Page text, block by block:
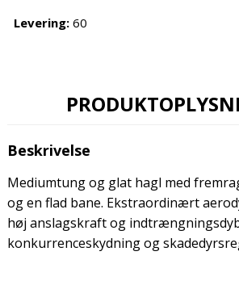
Levering:60
Beskrivelse
Mediumtung og glat hagl med
og en flad bane. Ekstraordinært
høj anslagskraft og
konkurrenceskydning og